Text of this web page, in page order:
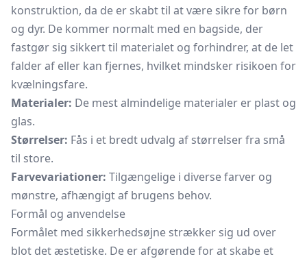
konstruktion, da de er skabt til at være sikre for børn
og dyr. De kommer normalt med en bagside, der
fastgør sig sikkert til materialet og forhindrer, at de let
falder af eller kan fjernes, hvilket mindsker risikoen for
kvælningsfare.
Materialer: De mest almindelige materialer er plast og
glas.
Størrelser: Fås i et bredt udvalg af størrelser fra små
til store.
Farvevariationer: Tilgængelige i diverse farver og
mønstre, afhængigt af brugens behov.
Formål og anvendelse
Formålet med sikkerhedsøjne strækker sig ud over
blot det æstetiske. De er afgørende for at skabe et